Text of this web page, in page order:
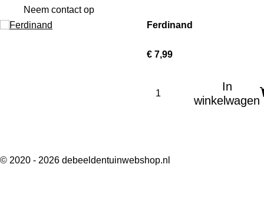
Neem contact op
Ferdinand
€ 7,99
In
winkelwagen
© 2020 - 2026 debeeldentuinwebshop.nl